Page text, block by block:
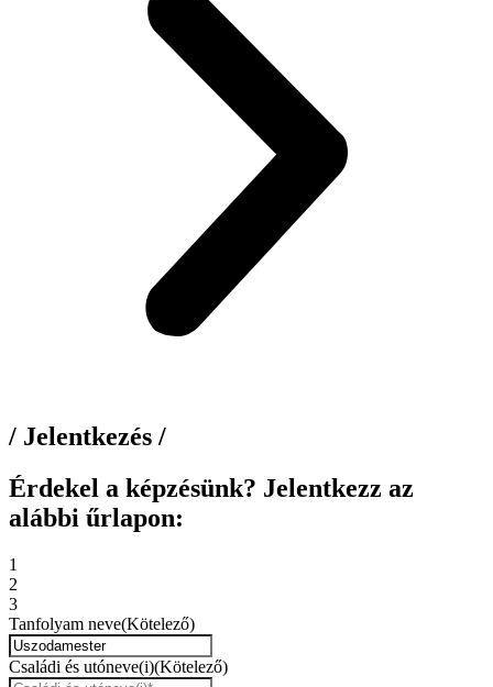
/ Jelentkezés /
Érdekel a képzésünk? Jelentkezz az
alábbi űrlapon:
1
2
3
Tanfolyam neve(Kötelező)
Családi és utóneve(i)(Kötelező)